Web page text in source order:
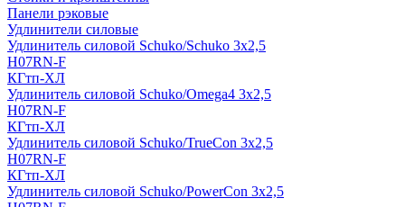
Панели рэковые
Удлинители силовые
Удлинитель силовой Schuko/Schuko 3х2,5
H07RN-F
КГтп-ХЛ
Удлинитель силовой Schuko/Omega4 3х2,5
H07RN-F
КГтп-ХЛ
Удлинитель силовой Schuko/TrueCon 3х2,5
H07RN-F
КГтп-ХЛ
Удлинитель силовой Schuko/PowerCon 3х2,5